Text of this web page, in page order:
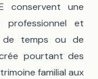
conservent une
professionnel et
de temps ou de
pourtant des
familial aux